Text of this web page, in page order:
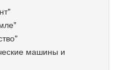
машины и